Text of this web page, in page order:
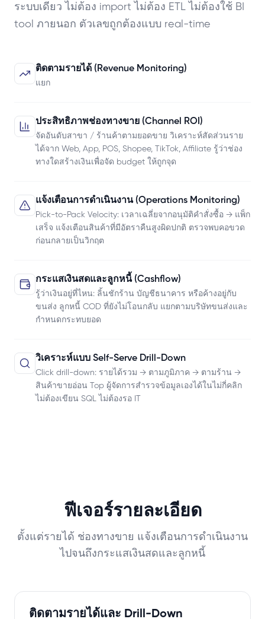
ระบบเดียว ไม่ต้อง import ไม่ต้อง ETL ไม่ต้องใช้ BI
tool ภายนอก ตัวเลขถูกต้องแบบ real-time
ติดตามรายได้ (Revenue Monitoring)
แยก
ประสิทธิภาพช่องทางขาย (Channel ROI)
จัดอันดับสาขา / ร้านค้าตามยอดขาย วิเคราะห์สัดส่วนราย
ได้จาก Web, App, POS, Shopee, TikTok, Affiliate รู้ว่าช่อง
ทางใดสร้างเงินเพื่อจัด budget ให้ถูกจุด
แจ้งเตือนการดำเนินงาน (Operations Monitoring)
Pick-to-Pack Velocity: เวลาเฉลี่ยจากอนุมัติคำสั่งซื้อ → แพ็ก
เสร็จ แจ้งเตือนสินค้าที่มีอัตราคืนสูงผิดปกติ ตรวจพบคอขวด
ก่อนกลายเป็นวิกฤต
กระแสเงินสดและลูกหนี้ (Cashflow)
รู้ว่าเงินอยู่ที่ไหน: ลิ้นชักร้าน บัญชีธนาคาร หรือค้างอยู่กับ
ขนส่ง ลูกหนี้ COD ที่ยังไม่โอนกลับ แยกตามบริษัทขนส่งและ
กำหนดกระทบยอด
วิเคราะห์แบบ Self-Serve Drill-Down
Click drill-down: รายได้รวม → ตามภูมิภาค → ตามร้าน →
สินค้าขายอ่อน Top ผู้จัดการสำรวจข้อมูลเองได้ในไม่กี่คลิก
ไม่ต้องเขียน SQL ไม่ต้องรอ IT
ฟีเจอร์รายละเอียด
ตั้งแต่รายได้ ช่องทางขาย แจ้งเตือนการดำเนินงาน
ไปจนถึงกระแสเงินสดและลูกหนี้
ติดตามรายได้และ Drill-Down